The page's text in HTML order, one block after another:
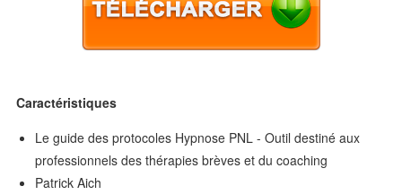
Caractéristiques
Le guide des protocoles Hypnose PNL - Outil destiné aux
professionnels des thérapies brèves et du coaching
Patrick Aich